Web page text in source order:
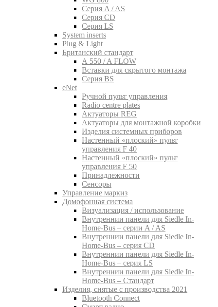
Серия A / AS
Серия CD
Серия LS
System inserts
Plug & Light
Британский стандарт
A 550 / A FLOW
Вставки для скрытого монтажа
Серия BS
eNet
Pучной пульт управления
Radio centre plates
Актуаторы REG
Актуаторы для монтажной коробки
Изделия системных приборов
Настенный «плоский» пульт
управления F 40
Настенный «плоский» пульт
управления F 50
Принадлежности
Сенсоры
Управление маркиз
Домофонная система
Визуализация / использование
Внутреннии панели для Siedle In-
Home-Bus – серии A / AS
Внутреннии панели для Siedle In-
Home-Bus – серия CD
Внутреннии панели для Siedle In-
Home-Bus – серия LS
Внутреннии панели для Siedle In-
Home-Bus – Стандарт
Изделия, снятые с производства 2021
Bluetooth Connect